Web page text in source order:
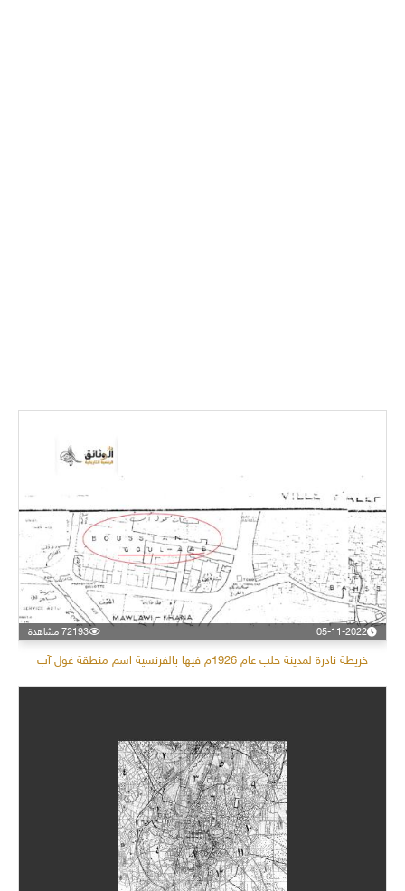
05-11-2022 72193 مشاهدة
خريطة نادرة لمدينة حلب عام 1926م فيها بالفرنسية اسم منطقة غول آب